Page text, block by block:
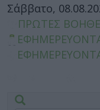
Σάββατο,
ΠΡΩΤΕΣ